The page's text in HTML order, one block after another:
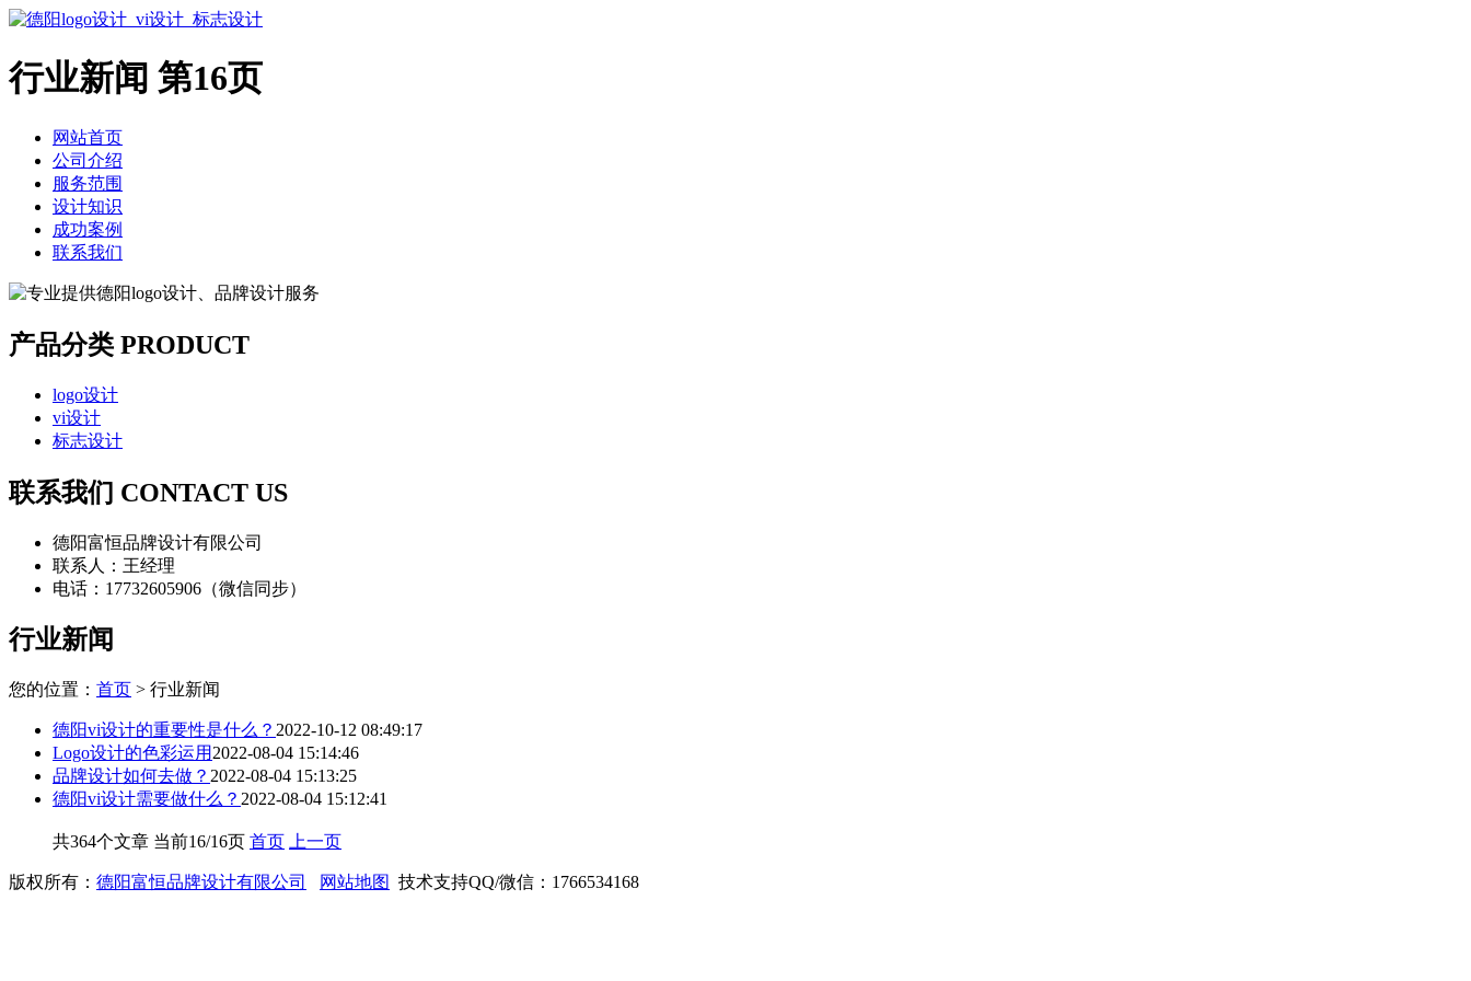
行业新闻 第16页
网站首页
公司介绍
服务范围
设计知识
成功案例
联系我们
产品分类 PRODUCT
logo设计
vi设计
标志设计
联系我们 CONTACT US
德阳富恒品牌设计有限公司
联系人：王经理
电话：17732605906（微信同步）
行业新闻
您的位置： 首页 > 行业新闻
德阳vi设计的重要性是什么？ 2022-10-12 08:49:17
Logo设计的色彩运用 2022-08-04 15:14:46
品牌设计如何去做？ 2022-08-04 15:13:25
德阳vi设计需要做什么？ 2022-08-04 15:12:41
共364个文章 当前16/16页 首页 上一页
版权所有： 德阳富恒品牌设计有限公司 网站地图 技术支持QQ/微信：1766534168